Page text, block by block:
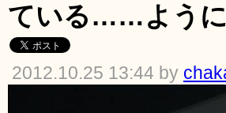
ている……ように
2012.10.25 13:44 by